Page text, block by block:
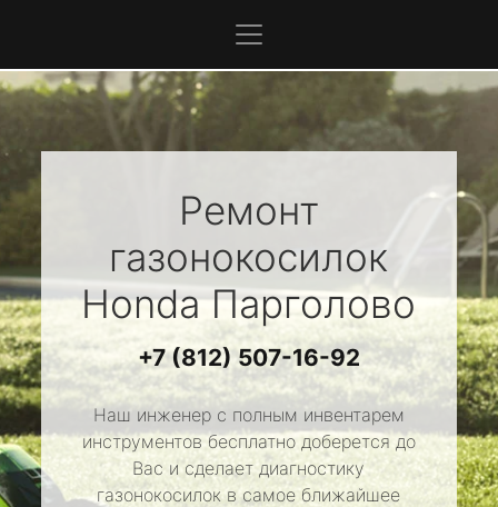
Ремонт
газонокосилок
HondaПарголово
+7 (812) 507-16-92
Наш инженер с полным инвентарем
инструментов бесплатно доберется до
Вас и сделает диагностику
газонокосилок в самое ближайшее